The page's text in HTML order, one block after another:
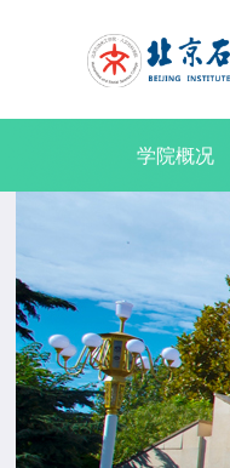
学院概况